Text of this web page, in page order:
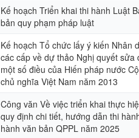
Kế hoạch Triển khai thi hành Luật
bản quy phạm pháp luật
Kế hoạch Tổ chức lấy ý kiến Nhân
các cấp về dự thảo Nghị quyết sửa
một số điều của Hiến pháp nước
chủ nghĩa Việt Nam năm 2013
Công văn Về việc triển khai thực
quy định chi tiết, hướng dẫn thi
hành văn bản QPPL năm 2025